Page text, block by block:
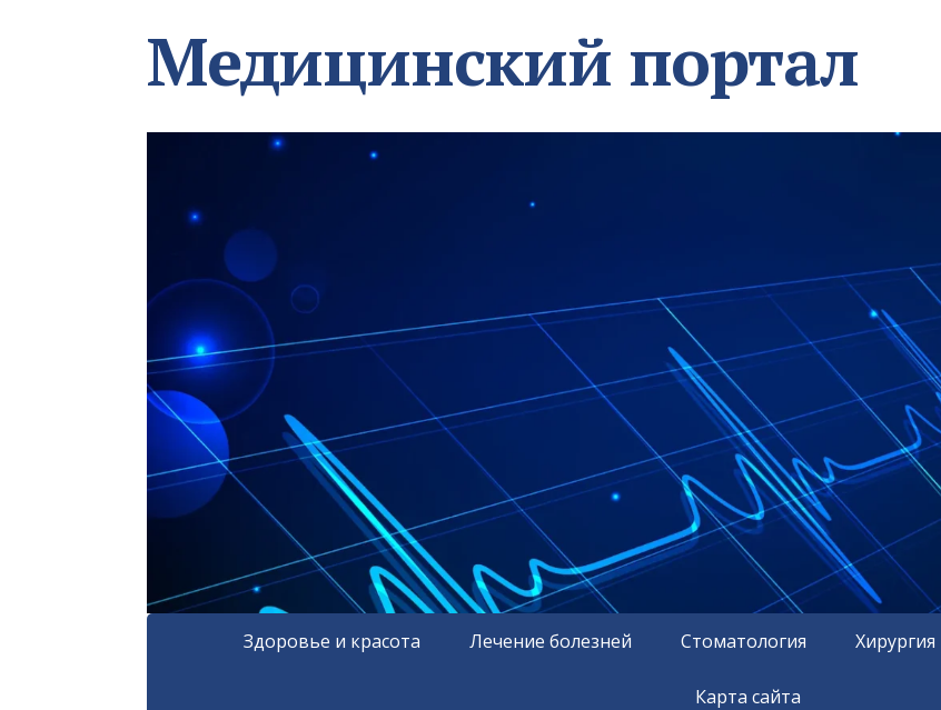
Медицинский портал
Здоровье и красота Лечение болезней Стоматология Хирургия
Карта сайта